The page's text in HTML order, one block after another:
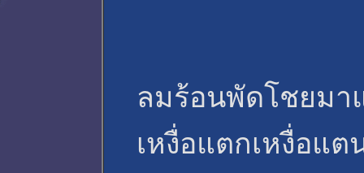
ลมร้อนพัดโชยมา
เหงื่อแตกเหงื่อแ